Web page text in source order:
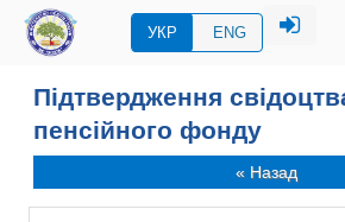
УКР ENG
Підтвердження
пенсійного фонду
« Назад